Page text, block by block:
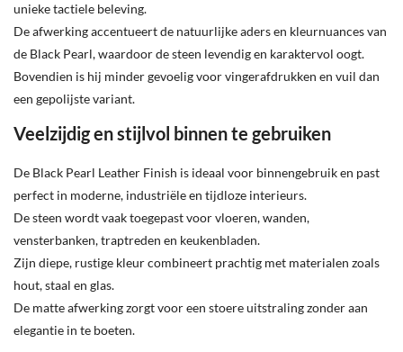
unieke tactiele beleving.
De afwerking accentueert de natuurlijke aders en kleurnuances van
de Black Pearl, waardoor de steen levendig en karaktervol oogt.
Bovendien is hij minder gevoelig voor vingerafdrukken en vuil dan
een gepolijste variant.
Veelzijdig en stijlvol binnen te gebruiken
De Black Pearl Leather Finish is ideaal voor binnengebruik en past
perfect in moderne, industriële en tijdloze interieurs.
De steen wordt vaak toegepast voor vloeren, wanden,
vensterbanken, traptreden en keukenbladen.
Zijn diepe, rustige kleur combineert prachtig met materialen zoals
hout, staal en glas.
De matte afwerking zorgt voor een stoere uitstraling zonder aan
elegantie in te boeten.